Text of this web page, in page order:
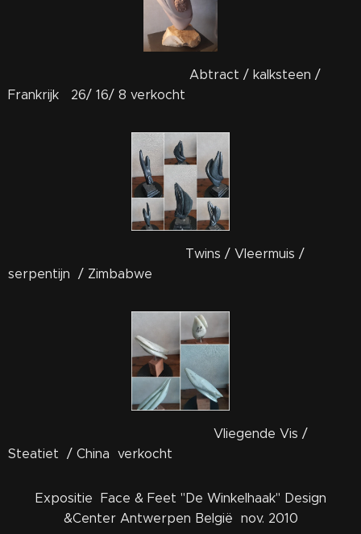
Abtract / kalksteen /
Frankrijk 26/ 16/ 8 verkocht
Twins / Vleermuis /
serpentijn / Zimbabwe
Vliegende Vis /
Steatiet / China verkocht
Expositie Face & Feet "De Winkelhaak" Design
&Center Antwerpen België nov. 2010